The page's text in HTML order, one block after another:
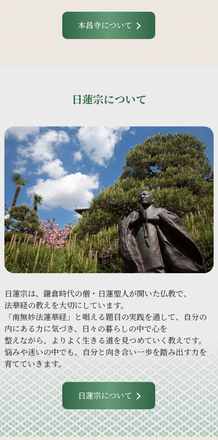
本昌寺について
日蓮宗について
日蓮宗は、 鎌倉時代の僧・ 日蓮聖人が開いた仏教で、
法華経の教えを大切にしています。
「南無妙法蓮華経」と唱える題目の実践を通して、
自分の
内にある力に気づき、 日々の暮らしの中で心を
整えながら、
より よく 生きる道を見つめていく 教えです。
悩みや迷いの中でも、 自分と向き合い一歩を踏み出す力を
育てていきます。
日蓮宗について